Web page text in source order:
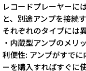
レコードプレーヤーに
と、別途アンプを接続
それぞれのタイプには
・内蔵型アンプのメリ
利便性: アンプがすで
ーを購入すればすぐに